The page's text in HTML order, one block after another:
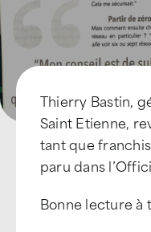
Thierry Bastin,
Saint Etienne,
tant que
paru dans
Bonne lecture à